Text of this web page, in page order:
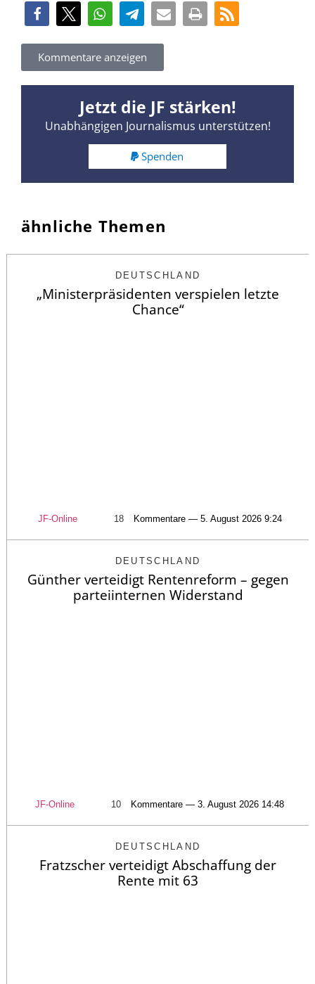
Kommentare anzeigen
Jetzt die JF stärken!
Unabhängigen Journalismus unterstützen!
Spenden
ähnliche Themen
DEUTSCHLAND
„Ministerpräsidenten verspielen letzte
Chance“
JF-Online 18 Kommentare — 5. August 2026 9:24
DEUTSCHLAND
Günther verteidigt Rentenreform – gegen
parteiinternen Widerstand
JF-Online 10 Kommentare — 3. August 2026 14:48
DEUTSCHLAND
Fratzscher verteidigt Abschaffung der
Rente mit 63